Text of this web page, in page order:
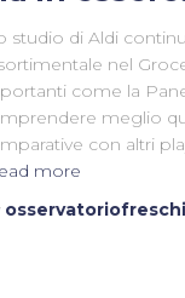
studio di Aldi
nel
come la
meglio
con altri
more